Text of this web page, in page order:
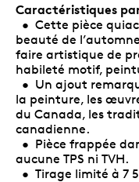
Caractéristiques
• Cette pièce
beauté de
faire artistique de
habileté motif,
• Un ajout
la peinture, les
du Canada, les
canadienne.
• Pièce frappée
aucune TPS ni TVH.
• Tirage limité à 7